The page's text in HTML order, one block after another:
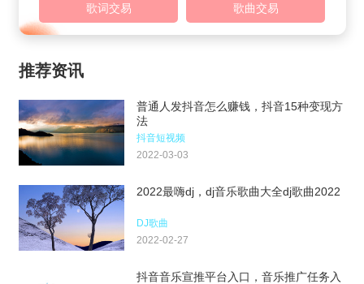
歌词交易 歌曲交易
推荐资讯
普通人发抖音怎么赚钱，抖音15种变现方
法
抖音短视频
2022-03-03
2022最嗨dj，dj音乐歌曲大全dj歌曲2022
DJ歌曲
2022-02-27
抖音音乐宣推平台入口，音乐推广任务入